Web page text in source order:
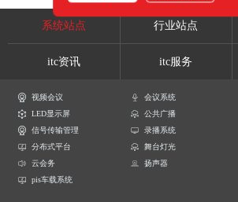
系统站点 行业站点
itc资讯 itc服务
视频会议 会议系统
LED显示屏
公共广播
信号传输管理
录播系统
分布式平台
舞台灯光
云会务
扬声器
pis车载系统